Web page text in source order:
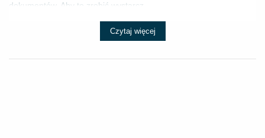
dokumentów. Aby to zrobić wystarcz...
Czytaj więcej